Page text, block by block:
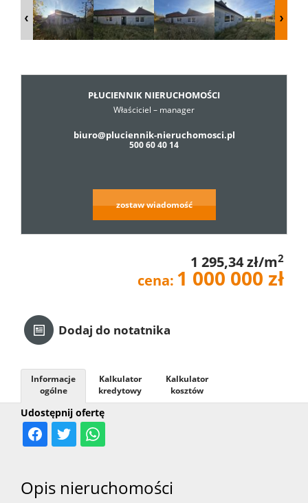
Lokale
PŁUCIENNIK NIERUCHOMOŚCI
Właściciel – manager
biuro@pluciennik-nieruchomosci.pl
500 60 40 14
zostaw wiadomość
1 295,34 zł/m2
cena: 1 000 000 zł
Dodaj do notatnika
Udostępnij ofertę
Informacje
ogólne
Kalkulator
kredytowy
Kalkulator
kosztów
Opis nieruchomości